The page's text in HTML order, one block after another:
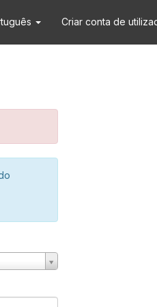
Criar conta de